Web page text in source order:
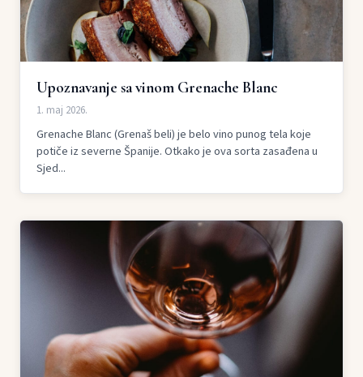
Upoznavanje sa vinom Grenache Blanc
1. maj 2026.
Grenache Blanc (Grenaš beli) je belo vino punog tela koje
potiče iz severne Španije. Otkako je ova sorta zasađena u
Sjed...